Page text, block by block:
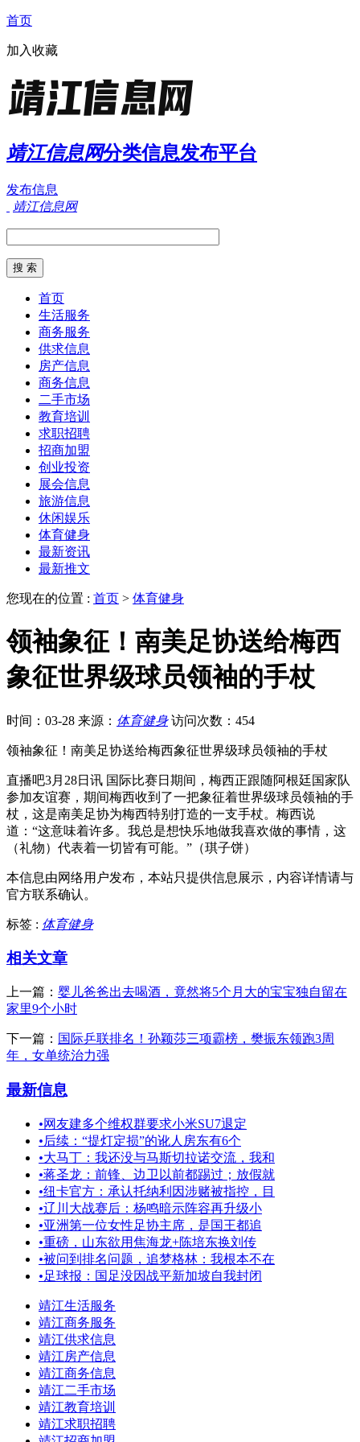
首页
加入收藏
靖江信息网分类信息发布平台
发布信息
靖江信息网
首页
生活服务
商务服务
供求信息
房产信息
商务信息
二手市场
教育培训
求职招聘
招商加盟
创业投资
展会信息
旅游信息
休闲娱乐
体育健身
最新资讯
最新推文
您现在的位置 : 首页 > 体育健身
领袖象征！南美足协送给梅西
象征世界级球员领袖的手杖
时间：03-28 来源： 体育健身 访问次数：454
领袖象征！南美足协送给梅西象征世界级球员领袖的手杖
直播吧3月28日讯 国际比赛日期间，梅西正跟随阿根廷国家队
参加友谊赛，期间梅西收到了一把象征着世界级球员领袖的手
杖，这是南美足协为梅西特别打造的一支手杖。梅西说
道：“这意味着许多。我总是想快乐地做我喜欢做的事情，这
（礼物）代表着一切皆有可能。”（琪子饼）
本信息由网络用户发布， 本站只提供信息展示，内容详情请与
官方联系确认。
标签 : 体育健身
相关文章
上一篇： 婴儿爸爸出去喝酒，竟然将5个月大的宝宝独自留在
家里9个小时
下一篇： 国际乒联排名！孙颖莎三项霸榜，樊振东领跑3周
年，女单统治力强
最新信息
•网友建多个维权群要求小米SU7退定
•后续：“提灯定损”的讹人房东有6个
•大马丁：我还没与马斯切拉诺交流，我和
•蒋圣龙：前锋、边卫以前都踢过；放假就
•纽卡官方：承认托纳利因涉赌被指控，目
•辽川大战赛后：杨鸣暗示阵容再升级小
•亚洲第一位女性足协主席，是国王都追
•重磅，山东欲用焦海龙+陈培东换刘传
•被问到排名问题，追梦格林：我根本不在
•足球报：国足没因战平新加坡自我封闭
靖江生活服务
靖江商务服务
靖江供求信息
靖江房产信息
靖江商务信息
靖江二手市场
靖江教育培训
靖江求职招聘